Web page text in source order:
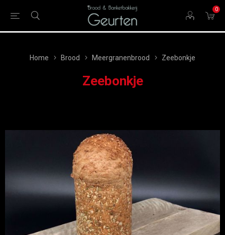
0
Home Brood Meergranenbrood Zeebonkje
Zeebonkje